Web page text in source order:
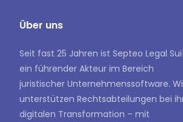
Über uns
Seit fast 25 Jahren ist Septeo Legal
ein führender Akteur im Bereich
juristischer Unternehmenssoftware.
unterstützen Rechtsabteilungen bei
digitalen Transformation – mit